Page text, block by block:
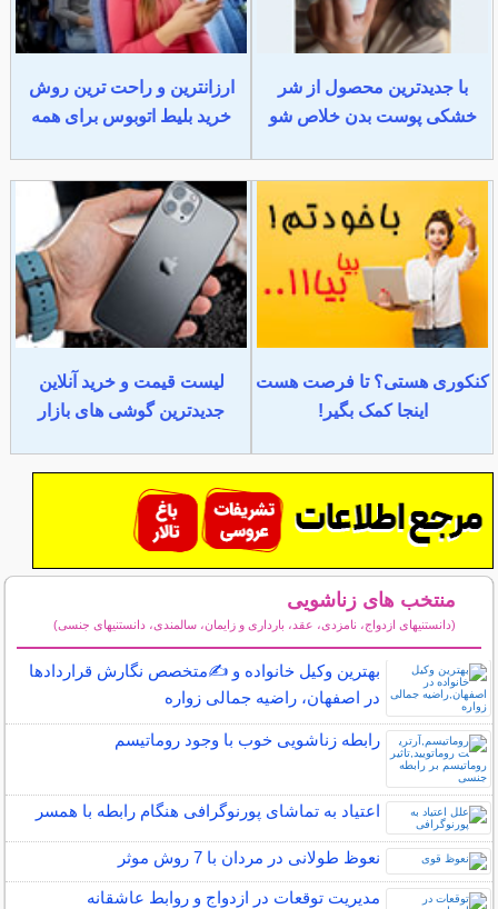
با جدیدترین محصول از شر
خشکی پوست بدن خلاص شو
ارزانترین و راحت ترین روش
خرید بلیط اتوبوس برای همه
کنکوری هستی؟ تا فرصت هست
اینجا کمک بگیر!
لیست قیمت و خرید آنلاین
جدیدترین گوشی های بازار
منتخب های زناشویی
(دانستنیهای ازدواج، نامزدی، عقد، بارداری و زایمان، سالمندی، دانستنیهای جنسی)
بهترین وکیل خانواده و ✍️متخصص نگارش قراردادها
در اصفهان، راضیه جمالی زواره
رابطه زناشویی خوب با وجود روماتیسم
اعتیاد به تماشای پورنوگرافی هنگام رابطه با همسر
نعوظ طولانی در مردان با 7 روش موثر
مدیریت توقعات در ازدواج و روابط عاشقانه